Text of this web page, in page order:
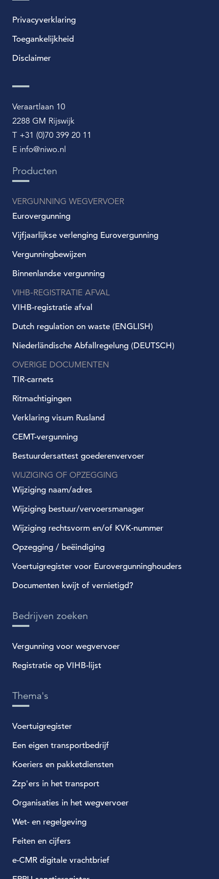
Privacyverklaring
Toegankelijkheid
Disclaimer
Veraartlaan 10
2288 GM Rijswijk
T +31 (0)70 399 20 11
E info@niwo.nl
Producten
VERGUNNING WEGVERVOER
Eurovergunning
Vijfjaarlijkse verlenging Eurovergunning
Vergunningbewijzen
Binnenlandse vergunning
VIHB-REGISTRATIE AFVAL
VIHB-registratie afval
Dutch regulation on waste (ENGLISH)
Niederländische Abfallregelung (DEUTSCH)
OVERIGE DOCUMENTEN
TIR-carnets
Ritmachtigingen
Verklaring visum Rusland
CEMT-vergunning
Bestuurdersattest goederenvervoer
WIJZIGING OF OPZEGGING
Wijziging naam/adres
Wijziging bestuur/vervoersmanager
Wijziging rechtsvorm en/of KVK-nummer
Opzegging / beëindiging
Voertuigregister voor Eurovergunninghouders
Documenten kwijt of vernietigd?
Bedrijven zoeken
Vergunning voor wegvervoer
Registratie op VIHB-lijst
Thema's
Voertuigregister
Een eigen transportbedrijf
Koeriers en pakketdiensten
Zzp'ers in het transport
Organisaties in het wegvervoer
Wet- en regelgeving
Feiten en cijfers
e-CMR digitale vrachtbrief